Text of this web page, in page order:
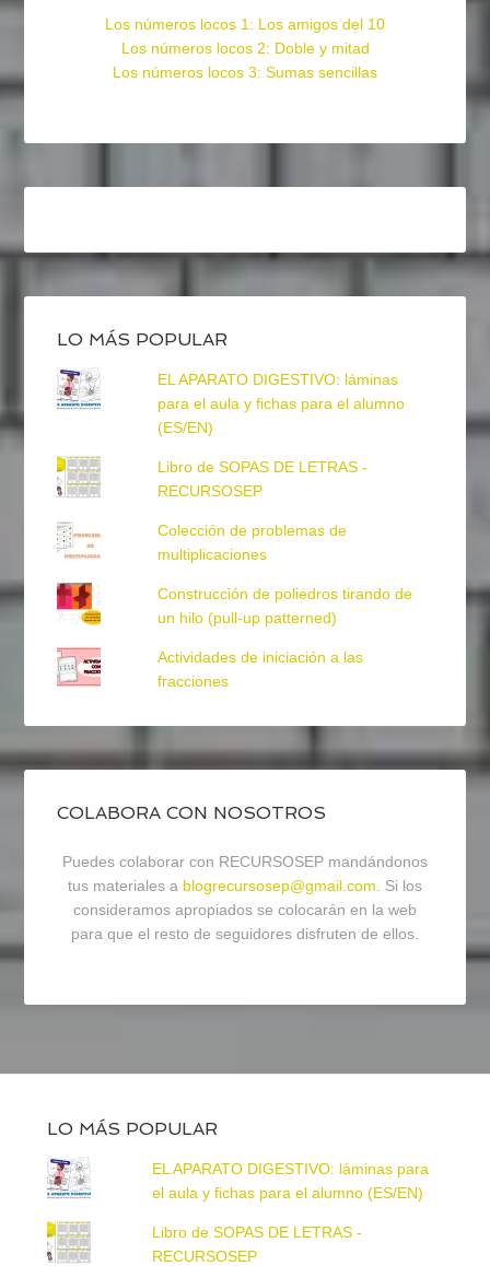
Los números locos 1: Los amigos del 10
Los números locos 2: Doble y mitad
Los números locos 3: Sumas sencillas
LO MÁS POPULAR
EL APARATO DIGESTIVO: láminas
para el aula y fichas para el alumno
(ES/EN)
Libro de SOPAS DE LETRAS -
RECURSOSEP
Colección de problemas de
multiplicaciones
Construcción de poliedros tirando de
un hilo (pull-up patterned)
Actividades de iniciación a las
fracciones
COLABORA CON NOSOTROS
Puedes colaborar con RECURSOSEP mandándonos
tus materiales a blogrecursosep@gmail.com. Si los
consideramos apropiados se colocarán en la web
para que el resto de seguidores disfruten de ellos.
LO MÁS POPULAR
EL APARATO DIGESTIVO: láminas para
el aula y fichas para el alumno (ES/EN)
Libro de SOPAS DE LETRAS -
RECURSOSEP